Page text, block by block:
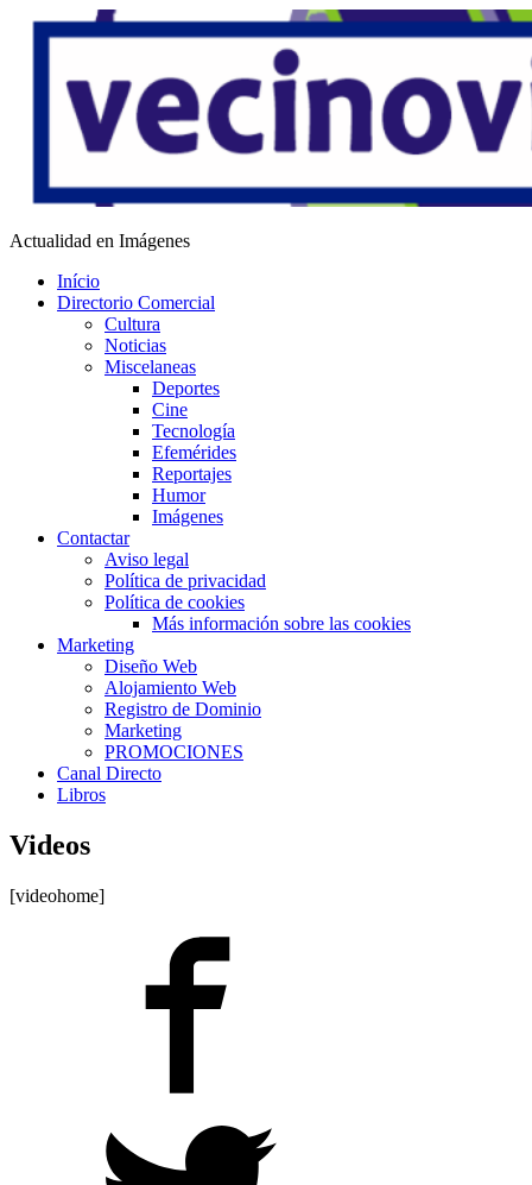
Saltar
Vecino Virtual
Actualidad en Imágenes
Início
Directorio Comercial
Cultura
Noticias
Miscelaneas
Deportes
Cine
Tecnología
Efemérides
Reportajes
Humor
Imágenes
Contactar
Aviso legal
Política de privacidad
Política de cookies
Más información sobre las cookies
Marketing
Diseño Web
Alojamiento Web
Registro de Dominio
Marketing
PROMOCIONES
Canal Directo
Libros
Videos
[videohome]